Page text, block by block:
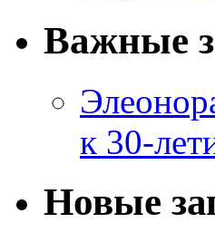
Важные
к 30-
Новые